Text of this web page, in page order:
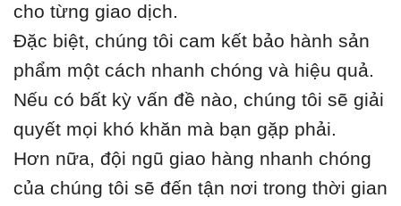
cho từng giao dịch.
Đặc biệt, chúng tôi cam kết bảo hành sản
phẩm một cách nhanh chóng và hiệu quả.
Nếu có bất kỳ vấn đề nào, chúng tôi sẽ giải
quyết mọi khó khăn mà bạn gặp phải.
Hơn nữa, đội ngũ giao hàng nhanh chóng
của chúng tôi sẽ đến tận nơi trong thời gian